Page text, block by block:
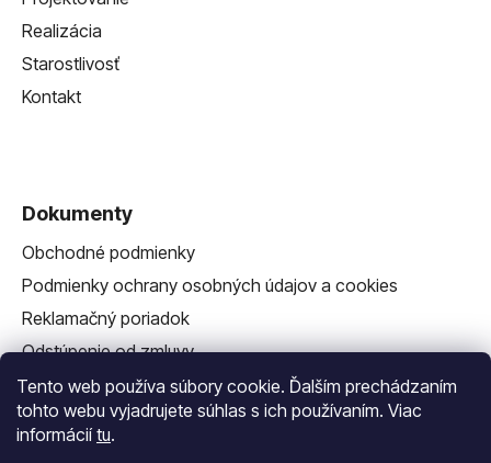
Tento web používa súbory cookie. Ďalším prechádzaním
tohto webu vyjadrujete súhlas s ich používaním. Viac
informácií tu.
Realizácia
Starostlivosť
Kontakt
Dokumenty
Obchodné podmienky
Podmienky ochrany osobných údajov a cookies
Reklamačný poriadok
Odstúpenie od zmluvy
Reklamačný formulár